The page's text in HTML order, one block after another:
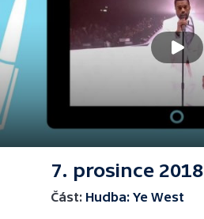
7. prosince 2018
Část: Hudba: Ye West